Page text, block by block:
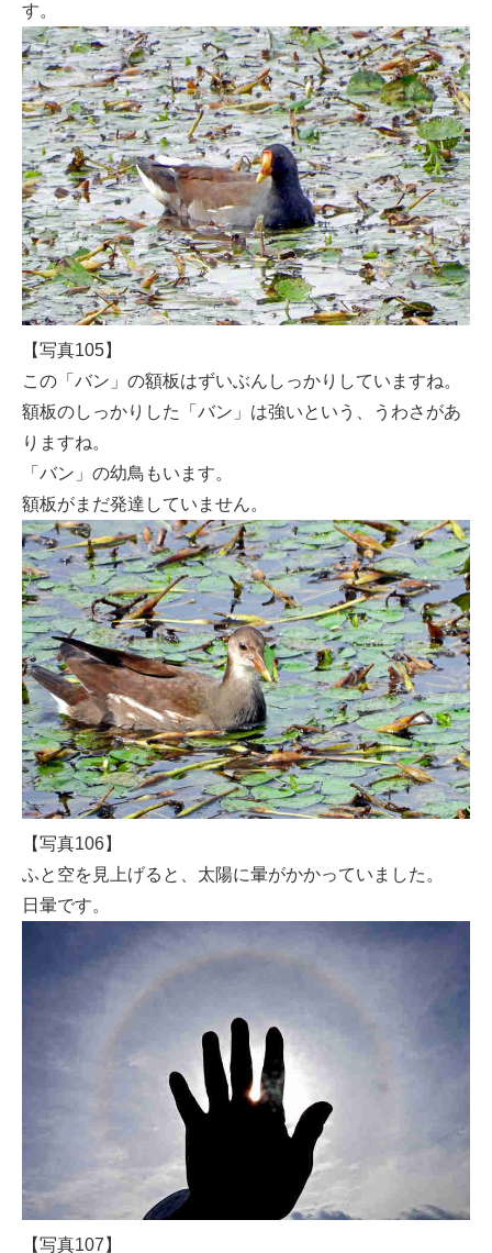
す。
【写真105】
この「バン」の額板はずいぶんしっかりしていますね。
額板のしっかりした「バン」は強いという、うわさがあ
りますね。
「バン」の幼鳥もいます。
額板がまだ発達していません。
【写真106】
ふと空を見上げると、太陽に暈がかかっていました。
日暈です。
【写真107】